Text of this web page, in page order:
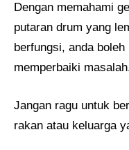
Dengan memahami
putaran drum yang
berfungsi, anda
memperbaiki
Jangan ragu untuk
rakan atau keluarga